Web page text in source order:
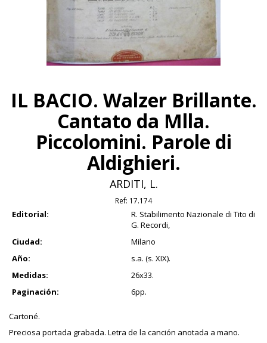
IL BACIO. Walzer Brillante.
Cantato da Mlla.
Piccolomini. Parole di
Aldighieri.
ARDITI, L.
Ref: 17.174
Editorial:
R. Stabilimento Nazionale di Tito di
G. Recordi,
Ciudad:
Milano
Año:
s.a. (s. XIX).
Medidas:
26x33.
Paginación:
6pp.
Cartoné.
Preciosa portada grabada. Letra de la canción anotada a mano.